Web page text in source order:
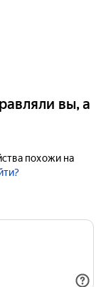
вы, а
похожи на